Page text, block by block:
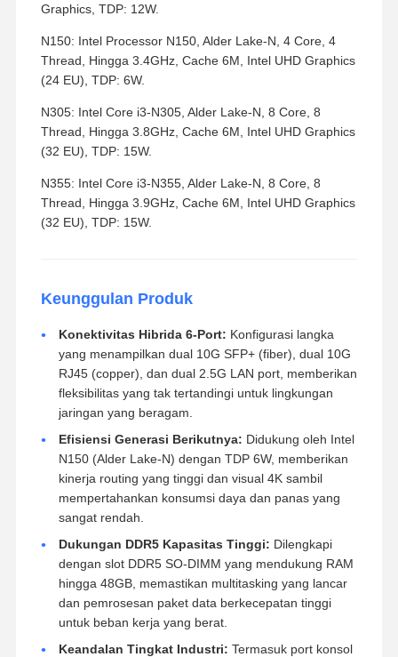
Graphics, TDP: 12W.
N150: Intel Processor N150, Alder Lake-N, 4 Core, 4
Thread, Hingga 3.4GHz, Cache 6M, Intel UHD Graphics
(24 EU), TDP: 6W.
N305: Intel Core i3-N305, Alder Lake-N, 8 Core, 8
Thread, Hingga 3.8GHz, Cache 6M, Intel UHD Graphics
(32 EU), TDP: 15W.
N355: Intel Core i3-N355, Alder Lake-N, 8 Core, 8
Thread, Hingga 3.9GHz, Cache 6M, Intel UHD Graphics
(32 EU), TDP: 15W.
Keunggulan Produk
Konektivitas Hibrida 6-Port: Konfigurasi langka
yang menampilkan dual 10G SFP+ (fiber), dual 10G
RJ45 (copper), dan dual 2.5G LAN port, memberikan
fleksibilitas yang tak tertandingi untuk lingkungan
jaringan yang beragam.
Efisiensi Generasi Berikutnya: Didukung oleh Intel
N150 (Alder Lake-N) dengan TDP 6W, memberikan
kinerja routing yang tinggi dan visual 4K sambil
mempertahankan konsumsi daya dan panas yang
sangat rendah.
Dukungan DDR5 Kapasitas Tinggi: Dilengkapi
dengan slot DDR5 SO-DIMM yang mendukung RAM
hingga 48GB, memastikan multitasking yang lancar
dan pemrosesan paket data berkecepatan tinggi
untuk beban kerja yang berat.
Keandalan Tingkat Industri: Termasuk port konsol